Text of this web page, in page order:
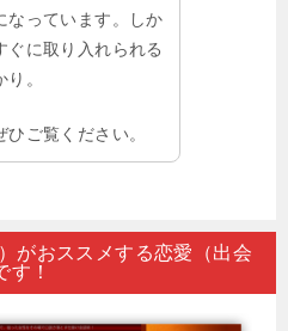
なっています。しか
ぐに取り入れられる
。
ご覧ください。
がおススメする恋愛（出会
す！